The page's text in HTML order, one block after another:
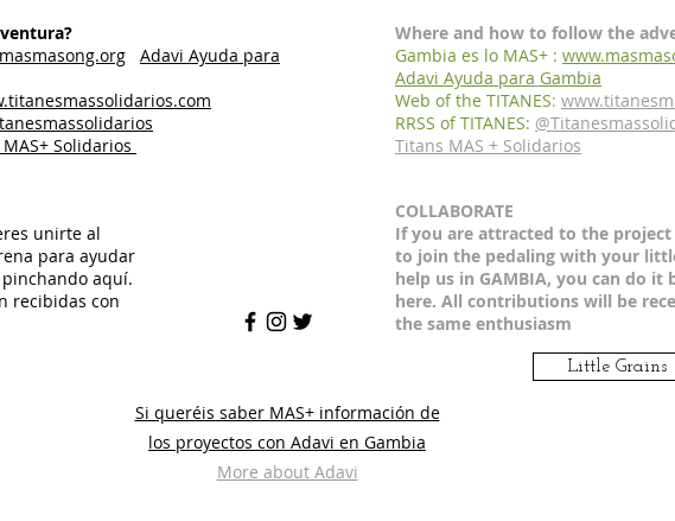
Adavi Ayuda para
Solidarios
Where and how to follow the
Gambia es lo MAS+ :
Adavi Ayuda para Gambia
Web of the TITANES:
RRSS of TITANES:
Titans MAS + Solidarios
unirte al
para ayudar
pinchando aquí.
recibidas con
COLLABORATE
If you are attracted to the
to join the pedaling with your
help us in GAMBIA, you can do it
here. All contributions will be
the same enthusiasm
Si queréis saber MAS+ información de
los proyectos con Adavi en Gambia
More about Adavi
Little Grains